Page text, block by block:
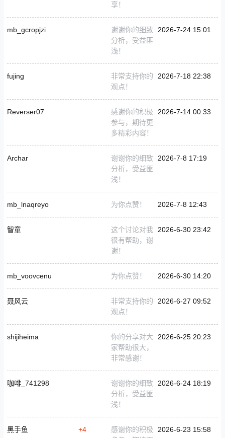
享！
mb_gcropjzi
谢谢你的细致
分析，受益匪
浅！
2026-7-24 15:01
fujing
非常支持你的
观点！
2026-7-18 22:38
Reverser07
感谢你的积极
参与，期待更
多精彩内容！
2026-7-14 00:33
Archar
谢谢你的细致
分析，受益匪
浅！
2026-7-8 17:19
mb_lnaqreyo 为你点赞！ 2026-7-8 12:43
智童
这个讨论对我
很有帮助，谢
谢！
2026-6-30 23:42
mb_voovcenu 为你点赞！ 2026-6-30 14:20
聂风云
非常支持你的
观点！
2026-6-27 09:52
shijiheima
你的分享对大
家帮助很大，
非常感谢！
2026-6-25 20:23
咖啡_741298
谢谢你的细致
分析，受益匪
浅！
2026-6-24 18:19
黑手鱼 +4
感谢你的积极
2026-6-23 15:58